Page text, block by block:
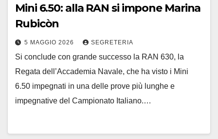
Mini 6.50: alla RAN si impone Marina
Rubicòn
5 MAGGIO 2026 SEGRETERIA
Si conclude con grande successo la RAN 630, la
Regata dell’Accademia Navale, che ha visto i Mini
6.50 impegnati in una delle prove più lunghe e
impegnative del Campionato Italiano.…